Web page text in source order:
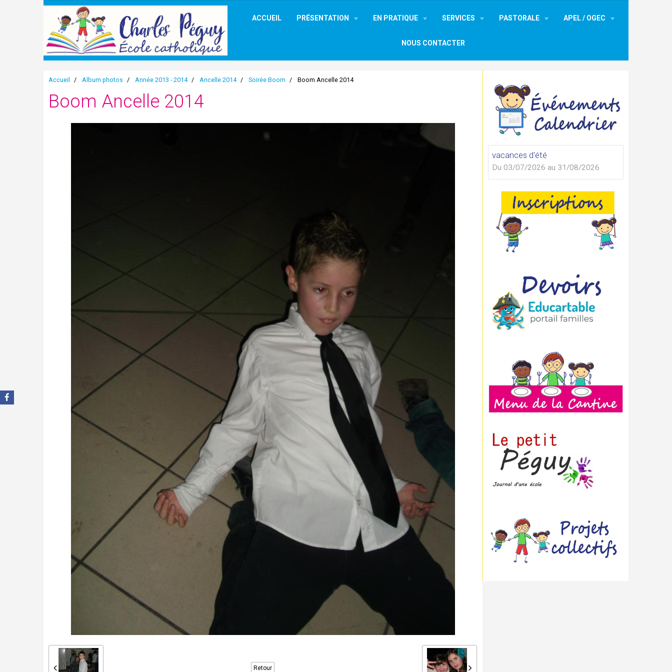
ACCUEIL PRÉSENTATION EN PRATIQUE SERVICES PASTORALE APEL / OGEC
NOUS CONTACTER
Accueil Album photos Année 2013 - 2014 Ancelle 2014 Soirée Boom Boom Ancelle 2014
Boom Ancelle 2014
Retour
vacances d'été
Du 03/07/2026 au 31/08/2026